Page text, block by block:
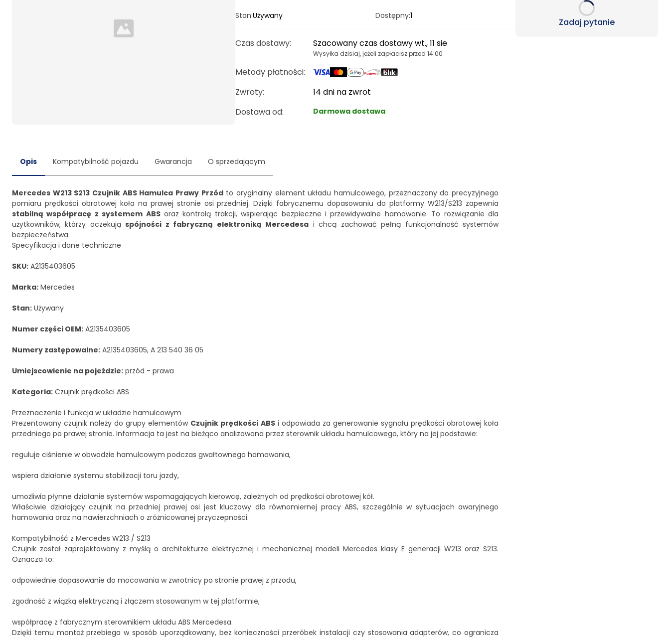
Loading...
Stan:Używany Dostępny:1
Czas dostawy: Szacowany czas dostawy wt., 11 sie
Wysyłka dzisiaj, jeżeli zapłacisz przed 14:00
Metody płatności:
Zwroty:
14 dni na zwrot
Dostawa od: Darmowa dostawa
Loading...
Zadaj pytanie
Opis Kompatybilność pojazdu Gwarancja O sprzedającym
Mercedes W213 S213 Czujnik ABS Hamulca Prawy Przódto oryginalny element układu hamulcowego, przeznaczony do precyzyjnego
pomiaru prędkości obrotowej koła na prawej stronie osi przedniej. Dzięki fabrycznemu dopasowaniu do platformy W213/S213 zapewnia
stabilną współpracę z systemem ABSoraz kontrolą trakcji, wspierając bezpieczne i przewidywalne hamowanie. To rozwiązanie dla
użytkowników, którzy oczekująspójności z fabryczną elektroniką Mercedesa i chcą zachować pełną funkcjonalność systemów
bezpieczeństwa.
Specyfikacja i dane techniczne
SKU: A2135403605
Marka: Mercedes
Stan: Używany
Numer części OEM: A2135403605
Numery zastępowalne: A2135403605, A 213 540 36 05
Umiejscowienie na pojeździe: przód - prawa
Kategoria: Czujnik prędkości ABS
Przeznaczenie i funkcja w układzie hamulcowym
Prezentowany czujnik należy do grupy elementów Czujnik prędkości ABSi odpowiada za generowanie sygnału prędkości obrotowej koła
przedniego po prawej stronie. Informacja ta jest na bieżąco analizowana przez sterownik układu hamulcowego, który na jej podstawie:
reguluje ciśnienie w obwodzie hamulcowym podczas gwałtownego hamowania,
wspiera działanie systemu stabilizacji toru jazdy,
umożliwia płynne działanie systemów wspomagających kierowcę, zależnych od prędkości obrotowej kół.
Właściwie działający czujnik na przedniej prawej osi jest kluczowy dla równomiernej pracy ABS, szczególnie w sytuacjach awaryjnego
hamowania oraz na nawierzchniach o zróżnicowanej przyczepności.
Kompatybilność z Mercedes W213 / S213
Czujnik został zaprojektowany z myślą o architekturze elektrycznej i mechanicznej modeli Mercedes klasy E generacji W213 oraz S213.
Oznacza to:
odpowiednie dopasowanie do mocowania w zwrotnicy po stronie prawej z przodu,
zgodność z wiązką elektryczną i złączem stosowanym w tej platformie,
współpracę z fabrycznym sterownikiem układu ABS Mercedesa.
Dzięki temu montaż przebiega w sposób uporządkowany, bez konieczności przeróbek instalacji czy stosowania adapterów, co ogranicza